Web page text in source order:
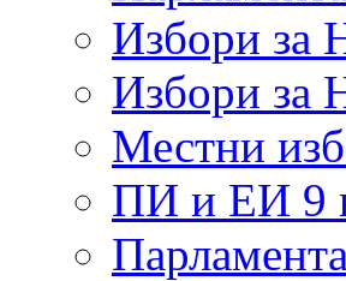
Избори за
Избори за
Местни
ПИ и ЕИ 9